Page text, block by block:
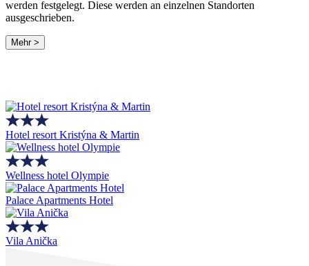
werden festgelegt. Diese werden an einzelnen Standorten
ausgeschrieben.
Mehr >
Hotel resort Kristýna & Martin
Wellness hotel Olympie
Palace Apartments Hotel
Vila Anička